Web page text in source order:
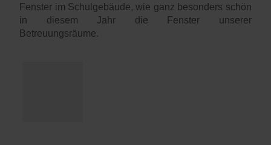
Fenster im Schulgebäude, wie ganz besonders schön
in diesem Jahr die Fenster unserer
Betreuungsräume.